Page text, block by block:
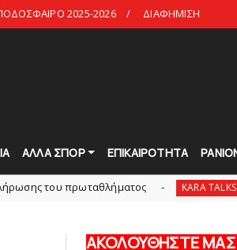
2025-2026 ΔΙΑΦΗΜΙΣΗ
ΑΛΛΑ ΣΠΟΡ ΕΠΙΚΑΙΡΟΤΗΤΑ
πρωταθλήματος KARA TALKS Δείτε
ΑΚΟΛΟΥΘΗΣΤΕ ΜΑΣ